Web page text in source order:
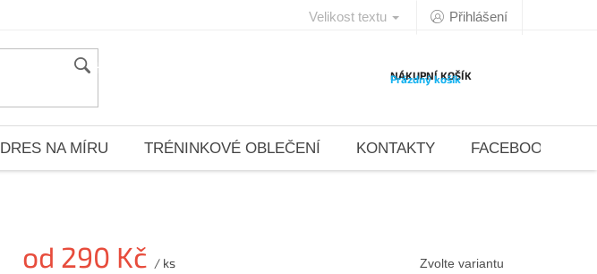
Velikost textu Přihlášení
HLEDAT NÁKUPNÍ KOŠÍK
Prázdný košík
DRES NA MÍRU TRÉNINKOVÉ OBLEČENÍ KONTAKTY FACEBOOK
od 290 Kč / ks Zvolte variantu